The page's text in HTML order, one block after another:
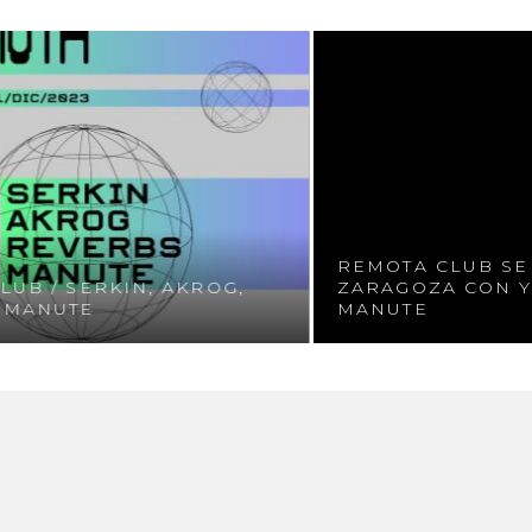
/ SERKIN, AKROG,
REMOTA CLUB SE
ZARAGOZA CON
MANUTE